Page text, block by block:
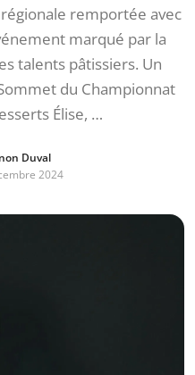
remportée avec
marqué par la
talents pâtissiers. Un
du Championnat
Élise, …
Duval
2024